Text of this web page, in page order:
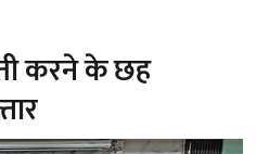
करने के छह